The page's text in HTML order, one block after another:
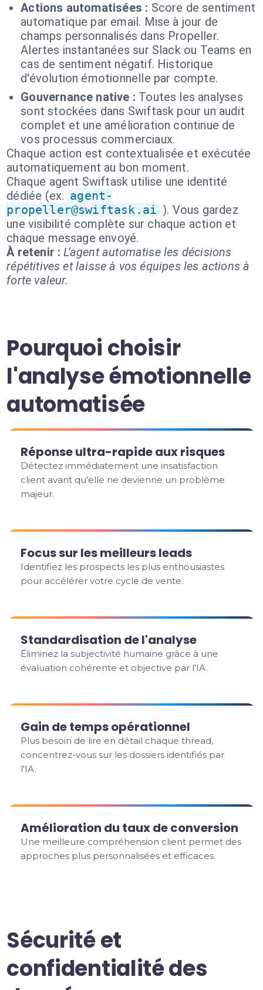
Actions automatisées : Score de sentiment
automatique par email. Mise à jour de
champs personnalisés dans Propeller.
Alertes instantanées sur Slack ou Teams en
cas de sentiment négatif. Historique
d'évolution émotionnelle par compte.
Gouvernance native : Toutes les analyses
sont stockées dans Swiftask pour un audit
complet et une amélioration continue de
vos processus commerciaux.
Chaque action est contextualisée et exécutée
automatiquement au bon moment.
Chaque agent Swiftask utilise une identité
dédiée (ex. agent-
propeller@swiftask.ai ). Vous gardez
une visibilité complète sur chaque action et
chaque message envoyé.
À retenir : L'agent automatise les décisions
répétitives et laisse à vos équipes les actions à
forte valeur.
Pourquoi choisir
l'analyse émotionnelle
automatisée
Réponse ultra-rapide aux risques
Détectez immédiatement une insatisfaction
client avant qu'elle ne devienne un problème
majeur.
Focus sur les meilleurs leads
Identifiez les prospects les plus enthousiastes
pour accélérer votre cycle de vente.
Standardisation de l'analyse
Éliminez la subjectivité humaine grâce à une
évaluation cohérente et objective par l'IA.
Gain de temps opérationnel
Plus besoin de lire en détail chaque thread,
concentrez-vous sur les dossiers identifiés par
l'IA.
Amélioration du taux de conversion
Une meilleure compréhension client permet des
approches plus personnalisées et efficaces.
Sécurité et
confidentialité des